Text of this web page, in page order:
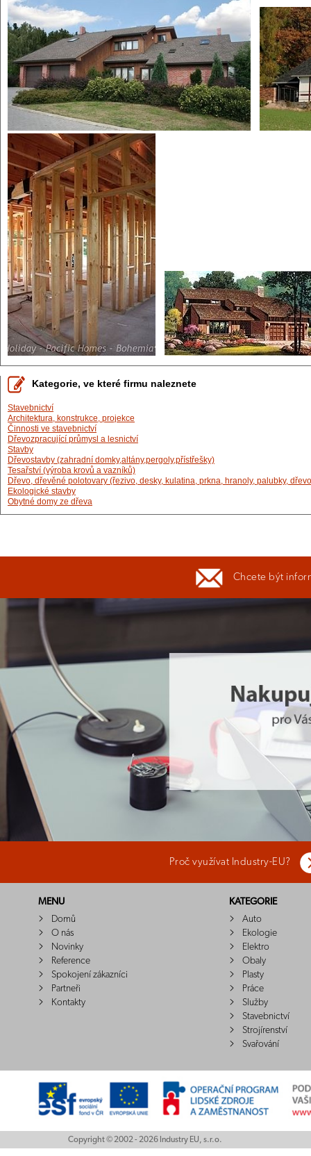
Kategorie, ve které firmu naleznete
Stavebnictví
Architektura, konstrukce, projekce
Činnosti ve stavebnictví
Dřevozpracující průmysl a lesnictví
Stavby
Dřevostavby (zahradní domky,altány,pergoly,přístřešky)
Tesařství (výroba krovů a vazníků)
Dřevo, dřevěné polotovary (řezivo, desky, kulatina, prkna, hranoly, palubky,
Ekologické stavby
Obytné domy ze dřeva
Chcete být
Proč využívat Industry-EU?
MENU
Domů
O nás
Novinky
Reference
Spokojení zákazníci
Partneři
Kontakty
KATEGORIE
Auto
Ekologie
Elektro
Obaly
Plasty
Práce
Služby
Stavebnictví
Strojírenství
Svařování
Copyright © 2002 - 2026 Industry EU, s.r.o.